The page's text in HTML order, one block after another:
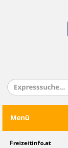
Menü
Freizeitinfo.at